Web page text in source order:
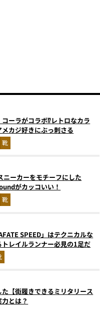
ーラがコラボ⁉レトロなカラ
カジ好きにぶっ刺さる
靴
ニーカーをモチーフにした
がカッコいい！
靴
SPEED」はテクニカルな
レイルランナー必見の1足だ
【街履きできるミリタリース
とは？